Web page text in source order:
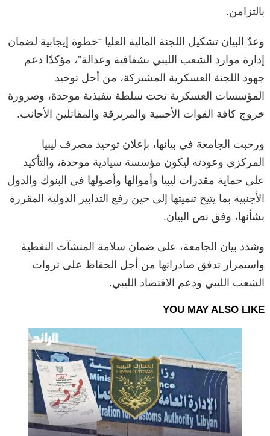
بالتزامن.
وعدّ البيان تشكيل اللجنة المالية العليا “خطوة إيجابية لضمان
إدارة موارد الشعب الليبي بشفافية وعدالة”، مؤكدًا دعم
جهود اللجنة العسكرية المشتركة، من أجل توحيد
المؤسسات العسكرية تحت سلطة تنفيذية موحدة، وضرورة
خروج كافة القوات الأجنبية والمرتزقة والمقاتلين الأجانب.
ورحبت الجامعة في بيانها، بإعلان توحيد مصرف ليبيا
المركزي وعودته ليكون مؤسسة سيادية موحدة، والتأكيد
على حماية مقدرات ليبيا وأموالها وأصولها في البنوك والدول
الأجنبية بما يتيح تنميتها إلى حين رفع التدابير الدولية المقررة
بشأنها، وفق نص البيان.
وشدد بيان الجامعة، على ضمان سلامة المنشآت النفطية
واستمرار تدفق صادراتها من أجل الحفاظ على ثروات
الشعب الليبي ودعم الاقتصاد الليبي.
YOU MAY ALSO LIKE